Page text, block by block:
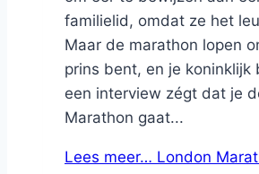
familielid, omdat ze het
Maar de marathon lopen
prins bent, en je koninklijk
een interview zégt dat je
Marathon gaat...
Lees meer… London